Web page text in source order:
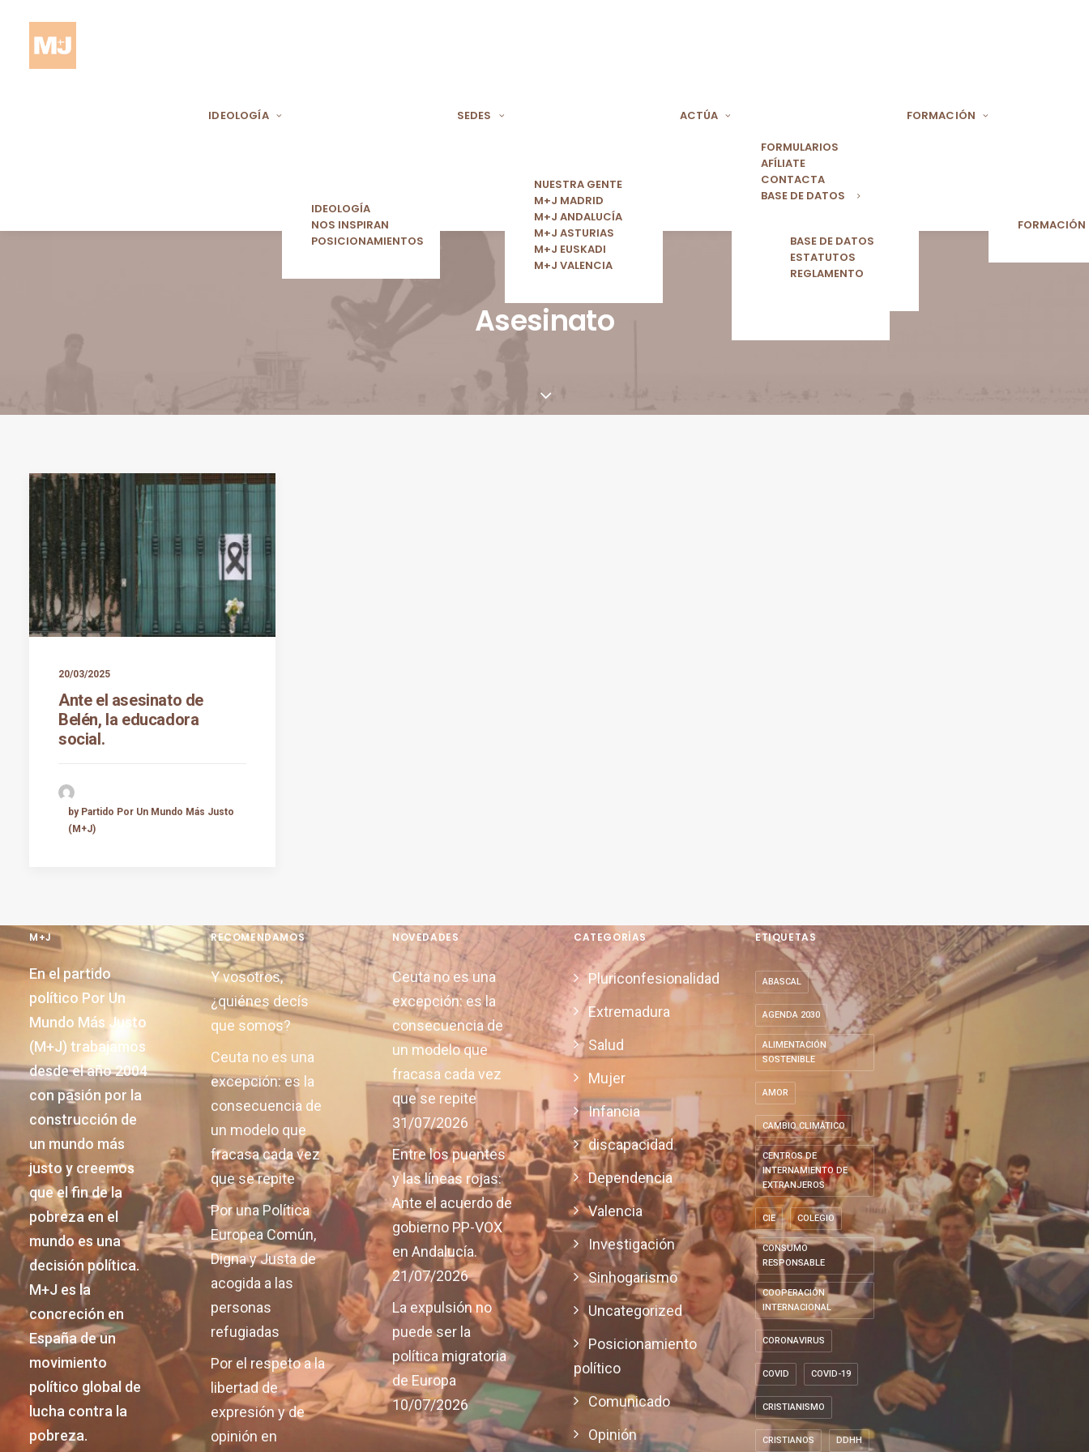
IDEOLOGÍA
IDEOLOGÍA
NOS INSPIRAN
POSICIONAMIENTOS
SEDES
NUESTRA GENTE
M+J MADRID
M+J ANDALUCÍA
M+J ASTURIAS
M+J EUSKADI
M+J VALENCIA
ACTÚA
FORMULARIOS
AFÍLIATE
CONTACTA
BASE DE DATOS
BASE DE DATOS
ESTATUTOS
REGLAMENTO
FORMACIÓN
FORMACIÓN
Asesinato
20/03/2025
Ante el asesinato de
Belén, la educadora
social.
by Partido Por Un Mundo Más Justo
(M+J)
M+J
En el partido
político Por Un
Mundo Más Justo
(M+J) trabajamos
desde el año 2004
con pasión por la
construcción de
un mundo más
justo y creemos
que el fin de la
pobreza en el
mundo es una
decisión política.
M+J es la
concreción en
España de un
movimiento
político global de
lucha contra la
pobreza.
RECOMENDAMOS
Y vosotros,
¿quiénes decís
que somos?
Ceuta no es una
excepción: es la
consecuencia de
un modelo que
fracasa cada vez
que se repite
Por una Política
Europea Común,
Digna y Justa de
acogida a las
personas
refugiadas
Por el respeto a la
libertad de
expresión y de
opinión en
NOVEDADES
Ceuta no es una
excepción: es la
consecuencia de
un modelo que
fracasa cada vez
que se repite
31/07/2026
Entre los puentes
y las líneas rojas:
Ante el acuerdo de
gobierno PP-VOX
en Andalucía.
21/07/2026
La expulsión no
puede ser la
política migratoria
de Europa
10/07/2026
CATEGORÍAS
Pluriconfesionalidad
Extremadura
Salud
Mujer
Infancia
discapacidad
Dependencia
Valencia
Investigación
Sinhogarismo
Uncategorized
Posicionamiento
político
Comunicado
Opinión
ETIQUETAS
ABASCAL
AGENDA 2030
ALIMENTACIÓN
SOSTENIBLE
AMOR
CAMBIO CLIMÁTICO
CENTROS DE
INTERNAMIENTO DE
EXTRANJEROS
CIE COLEGIO
CONSUMO
RESPONSABLE
COOPERACIÓN
INTERNACIONAL
CORONAVIRUS
COVID COVID-19
CRISTIANISMO
CRISTIANOS DDHH